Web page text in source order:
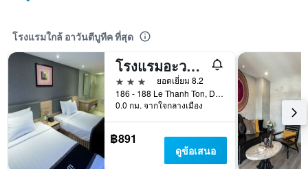
โรงแรมใกล้ อาวันตีบูทีค ที่สุด
โรงแรมอะวานติ
3 ดาว
ยอดเยี่ยม 8.2
186 - 188 Le Thanh Ton, District 1, โฮจิมินห์ซิตี้, เวียดนาม
0.0 กม. จากใจกลางเมือง
฿891
ดูข้อเสนอ